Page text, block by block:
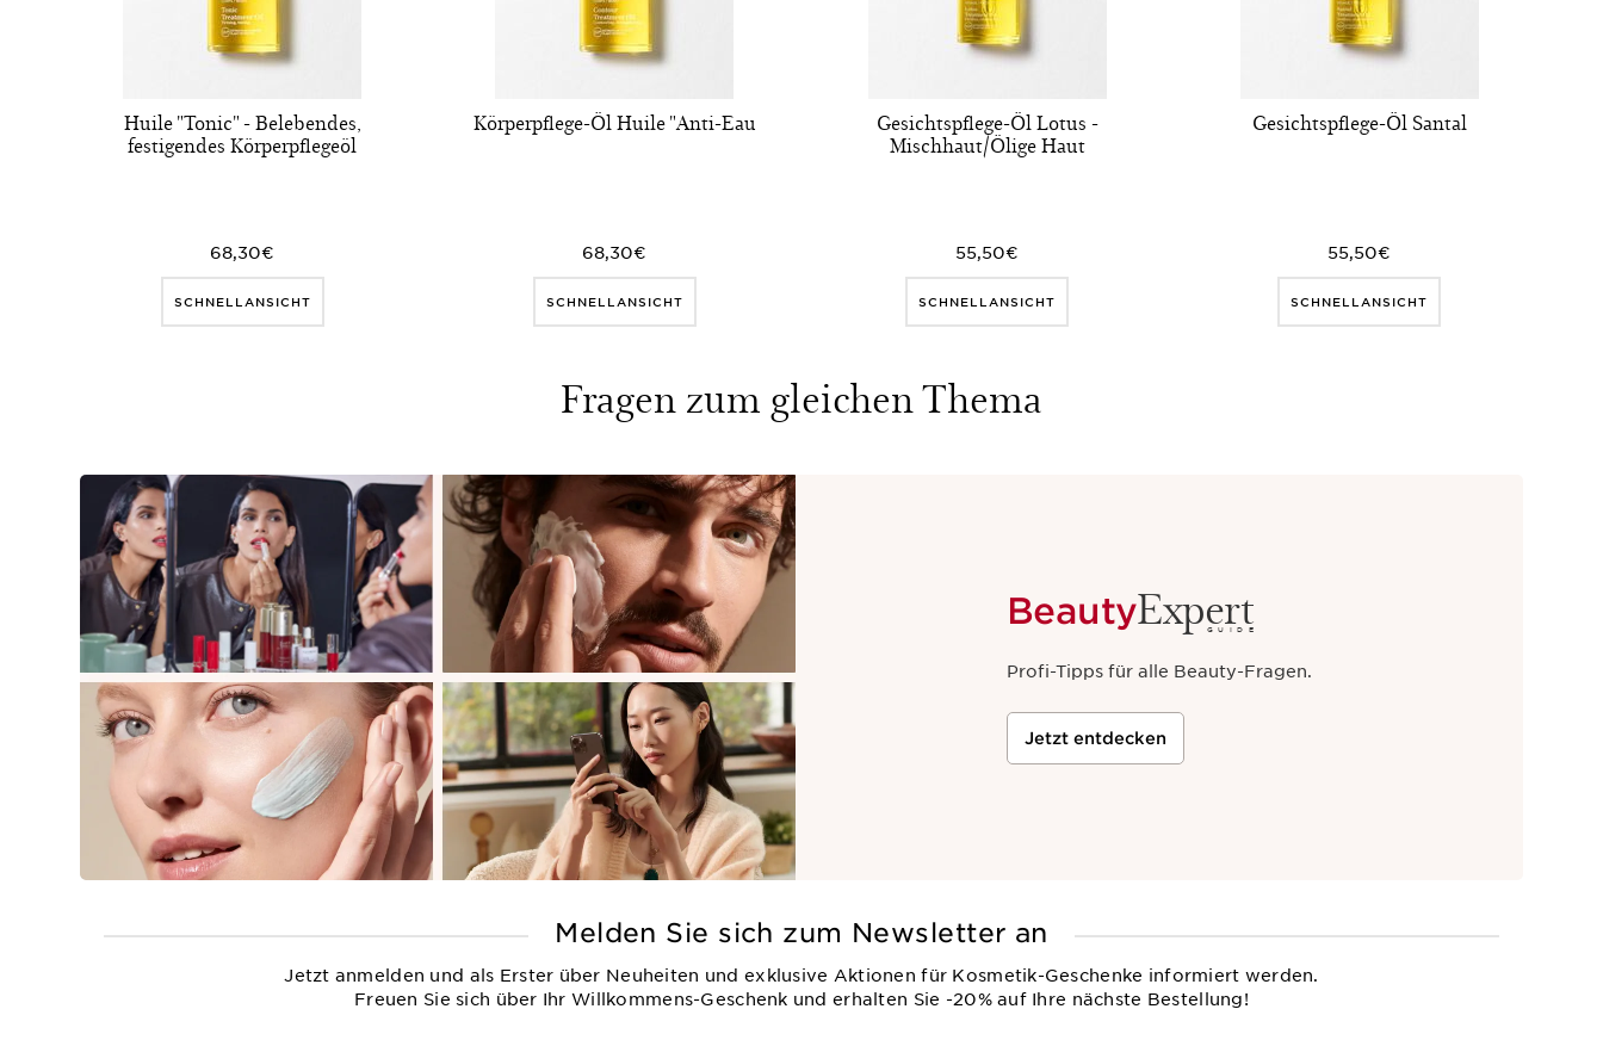
Huile "Tonic" - Belebendes,
festigendes Körperpflegeöl
68,30€
SCHNELLANSICHT
Körperpflege-Öl Huile "Anti-Eau
68,30€
SCHNELLANSICHT
Gesichtspflege-Öl Lotus -
Mischhaut/Ölige Haut
55,50€
SCHNELLANSICHT
Gesichtspflege-Öl Santal
55,50€
SCHNELLANSICHT
Fragen zum gleichen Thema
BeautyExpert
GUIDE
Profi-Tipps für alle Beauty-Fragen.
Jetzt entdecken
Melden Sie sich zum Newsletter an
Jetzt anmelden und als Erster über Neuheiten und exklusive Aktionen für Kosmetik-Geschenke informiert werden.
Freuen Sie sich über Ihr Willkommens-Geschenk und erhalten Sie -20% auf Ihre nächste Bestellung!